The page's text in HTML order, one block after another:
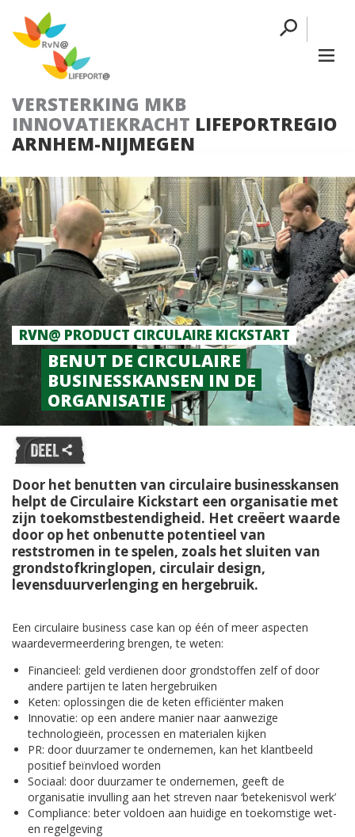
VERSTERKING MKB
INNOVATIEKRACHT LIFEPORTREGIO
ARNHEM-NIJMEGEN
RVN@ PRODUCT CIRCULAIRE KICKSTART
BENUT DE CIRCULAIRE
BUSINESSKANSEN IN DE
ORGANISATIE
Door het benutten van circulaire businesskansen
helpt de Circulaire Kickstart een organisatie met
zijn toekomstbestendigheid. Het creëert waarde
door op het onbenutte potentieel van
reststromen in te spelen, zoals het sluiten van
grondstofkringlopen, circulair design,
levensduurverlenging en hergebruik.
Een circulaire business case kan op één of meer aspecten
waardevermeerdering brengen, te weten:
Financieel: geld verdienen door grondstoffen zelf of door
andere partijen te laten hergebruiken
Keten: oplossingen die de keten efficiënter maken
Innovatie: op een andere manier naar aanwezige
technologieën, processen en materialen kijken
PR: door duurzamer te ondernemen, kan het klantbeeld
positief beïnvloed worden
Sociaal: door duurzamer te ondernemen, geeft de
organisatie invulling aan het streven naar ‘betekenisvol werk’
Compliance: beter voldoen aan huidige en toekomstige wet-
en regelgeving